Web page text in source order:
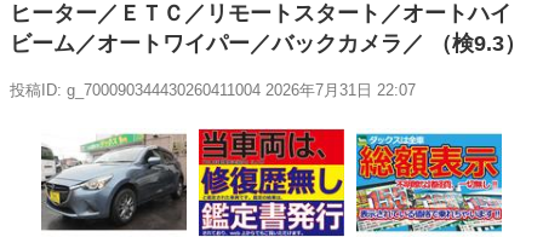
ヒーター／ＥＴＣ／リモートスタート／オートハイ
ビーム／オートワイパー／バックカメラ／ （検9.3）
投稿ID: g_700090344430260411004 2026年7月31日 22:07